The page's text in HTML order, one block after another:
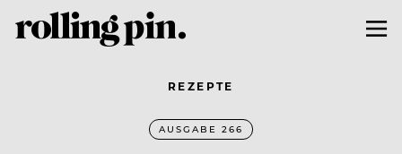
REZEPTE
AUSGABE 266